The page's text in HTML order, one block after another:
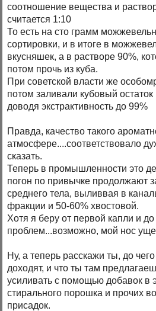
соотношение вещества и
считается 1:10
То есть на сто грамм
сортировки, и в итоге в
вкусняшек, а в растворе 90%,
потом прочь из куба.
При советской власти же
потом заливали кубовый
доводя экстрактивность до 99%
Правда, качество такого
атмосфере....соответствовало
сказать.
Теперь в промышленности это
погон по привычке продолжают
среднего тела, выливвая в
фракции и 50-60% хвостовой.
Хотя я беру от первой капли и
проблем...возможно, мой нос
Ну, а теперь расскажи ты, до
доходят, и что ты там
усиливать с помощью добавок в
стирального порошка и прочих
присадок.